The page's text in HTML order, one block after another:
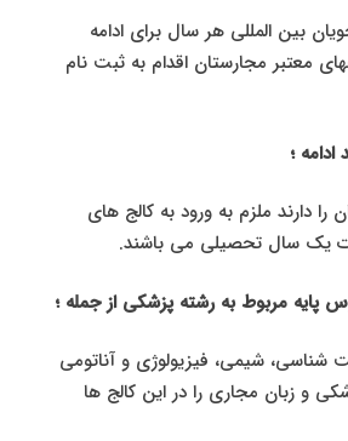
بین المللی هر سال برای ادامه
معتبر مجارستان اقدام به ثبت نام
؛
دارند ملزم به ورود به کالج های
یک سال تحصیلی می باشند.
پایه مربوط به رشته پزشکی از جمله ؛
شناسی، شیمی، فیزیولوژی و آناتومی
و زبان مجاری را در این کالج ها